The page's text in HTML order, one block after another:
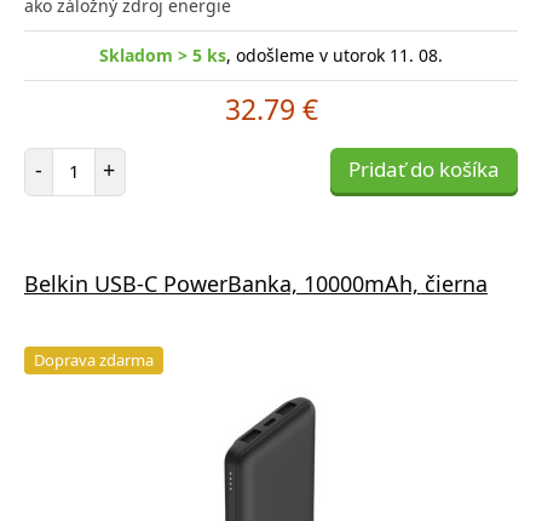
ako záložný zdroj energie
Skladom > 5 ks, odošleme v utorok 11. 08.
32.79 €
- Počet položiek
+ Pridať do košíka
Belkin USB-C PowerBanka, 10000mAh, čierna
Doprava zdarma